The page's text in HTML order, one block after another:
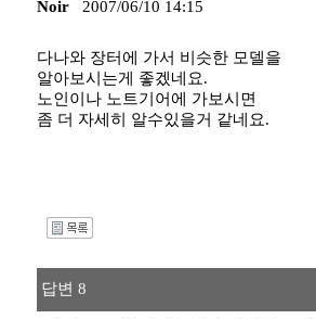
Noir 2007/06/10 14:15
다나와 장터에 가서 비슷한 모델을
알아보시는게 좋겠네요.
노인이나 노트기어에 가보시면
좀 더 자세히 알수있을거 같네요.
답변 8